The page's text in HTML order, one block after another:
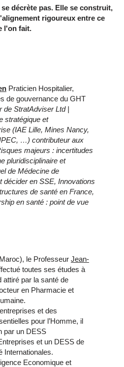
décrète pas. Elle se construit,
rigoureux entre ce
l'on fait.
Praticien Hospitalier,
de gouvernance du GHT
de StratAdviser Ltd |
stratégique et
(IAE Lille, Mines Nancy,
…) contributeur aux
majeurs : incertitudes
pluridisciplinaire et
de Médecine de
décider en SSE, Innovations
de santé en France,
en santé : point de vue
le Professeur Jean-
toutes ses études à
attiré par la santé de
en Pharmacie et
et des
pour l’Homme, il
par un DESS
et un DESS de
Internationales.
Economique et